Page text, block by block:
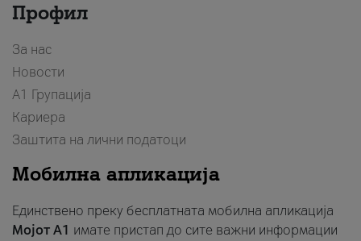
Профил
За нас
Новости
А1 Групација
Кариера
Заштита на лични податоци
Мобилна апликација
Единствено преку бесплатната мобилна апликација
Мојот A1 имате пристап до сите важни информации